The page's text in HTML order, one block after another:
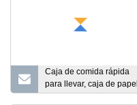
Caja de comida rápida
para llevar, caja de papel
de aluminio desechable,